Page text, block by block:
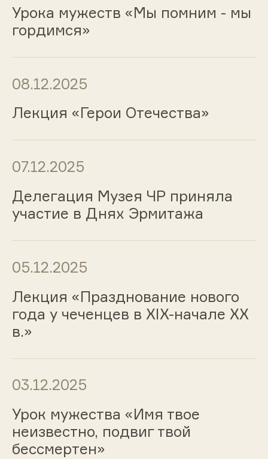
Урока мужеств «Мы помним - мы
гордимся»
08.12.2025
Лекция «Герои Отечества»
07.12.2025
Делегация Музея ЧР приняла
участие в Днях Эрмитажа
05.12.2025
Лекция «Празднование нового
года у чеченцев в XIX-начале XX
в.»
03.12.2025
Урок мужества «Имя твое
неизвестно, подвиг твой
бессмертен»